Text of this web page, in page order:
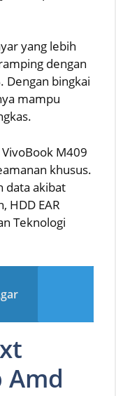
yang lebih
dengan
Dengan bingkai
mampu
M409
khusus.
data akibat
HDD EAR
Teknologi
Amd